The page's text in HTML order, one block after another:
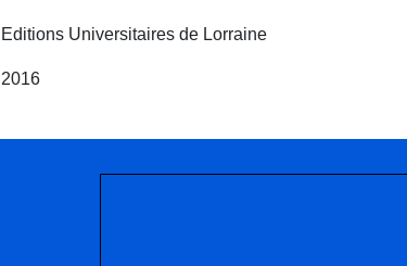
Editions Universitaires de Lorraine
2016